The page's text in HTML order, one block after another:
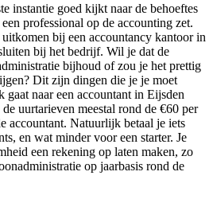
instantie goed kijkt naar de behoeftes
professional op de accounting zet.
bij een accountancy kantoor in
bij het bedrijf. Wil je dat de
bijhoud of zou je het prettig
Dit zijn dingen die je je moet
gaat naar een accountant in Eijsden
uurtarieven meestal rond de €60 per
accountant. Natuurlijk betaal je iets
en wat minder voor een starter. Je
een rekening op laten maken, zo
op jaarbasis rond de